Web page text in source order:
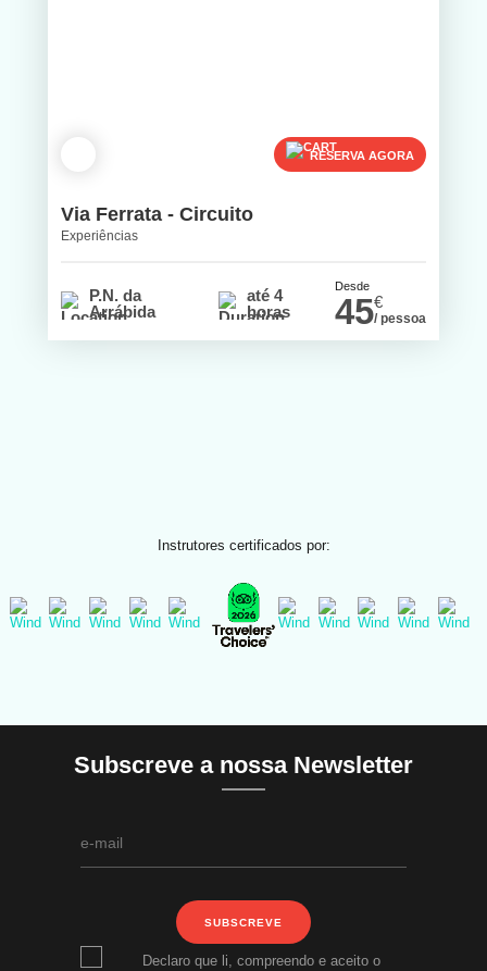
RESERVA AGORA
Via Ferrata - Circuito
Experiências
P.N. da
Arrábida
até 4
horas
Desde
45€
/ pessoa
Instrutores certificados por:
Subscreve a nossa Newsletter
SUBSCREVE
Declaro que li, compreendo e aceito o